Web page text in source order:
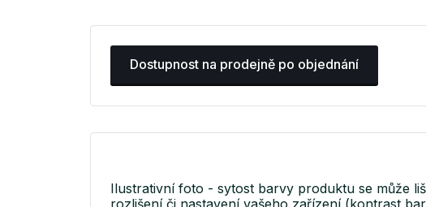
Dostupnost na prodejně po objednání
Ilustrativní foto - sytost barvy produktu se může
rozlišení či nastavení vašeho zařízení (kontrast